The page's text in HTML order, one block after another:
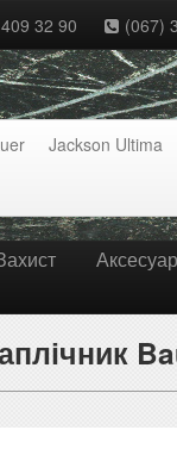
32 90 (067)
Jackson Ultima